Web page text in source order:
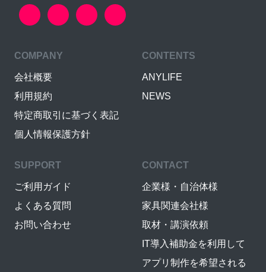
COMPANY
会社概要
利用規約
特定商取引に基づく表記
個人情報保護方針
CONTENTS
ANYLIFE
NEWS
SUPPORT
ご利用ガイド
よくある質問
お問い合わせ
CONTACT
企業様・自治体様
家具関連会社様
取材・講演依頼
IT導入補助金を利用して
アプリ制作を希望される